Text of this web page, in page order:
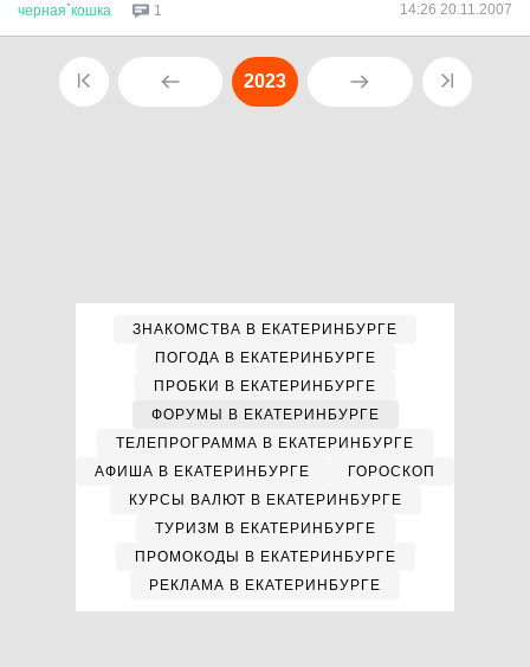
черная`кошка 1 14:26 20.11.2007
2023
ЗНАКОМСТВА В ЕКАТЕРИНБУРГЕ
ПОГОДА В ЕКАТЕРИНБУРГЕ
ПРОБКИ В ЕКАТЕРИНБУРГЕ
ФОРУМЫ В ЕКАТЕРИНБУРГЕ
ТЕЛЕПРОГРАММА В ЕКАТЕРИНБУРГЕ
АФИША В ЕКАТЕРИНБУРГЕ
ГОРОСКОП
КУРСЫ ВАЛЮТ В ЕКАТЕРИНБУРГЕ
ТУРИЗМ В ЕКАТЕРИНБУРГЕ
ПРОМОКОДЫ В ЕКАТЕРИНБУРГЕ
РЕКЛАМА В ЕКАТЕРИНБУРГЕ